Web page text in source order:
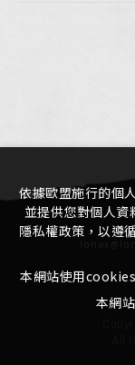
依據歐盟施行的個
並提供您對個人資
隱私權政策，以遵
本網站使用
本網